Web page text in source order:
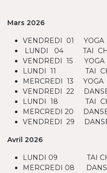
Mars 2026
VENDREDI 01
LUNDI 04 TAI
VENDREDI 15
LUNDI 11 TAI
MERCREDI 13
VENDREDI 22
LUNDI 18 TAI
MERCREDI 20
VENDREDI 29
Avril 2026
LUNDI 09 TAI
MERCREDI 08